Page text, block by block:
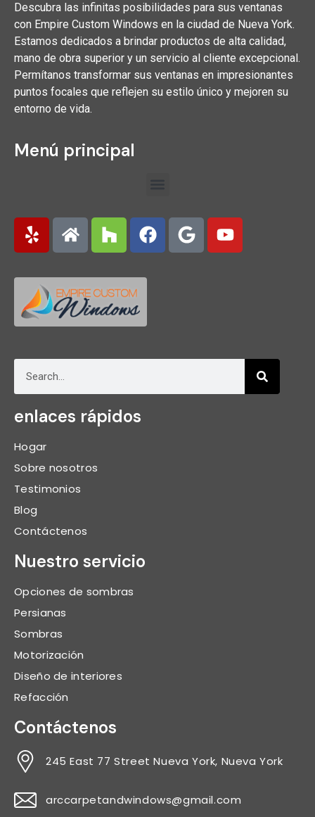
Descubra las infinitas posibilidades para sus ventanas
con Empire Custom Windows en la ciudad de Nueva York.
Estamos dedicados a brindar productos de alta calidad,
mano de obra superior y un servicio al cliente excepcional.
Permítanos transformar sus ventanas en impresionantes
puntos focales que reflejen su estilo único y mejoren su
entorno de vida.
Menú principal
enlaces rápidos
Hogar
Sobre nosotros
Testimonios
Blog
Contáctenos
Nuestro servicio
Opciones de sombras
Persianas
Sombras
Motorización
Diseño de interiores
Refacción
Contáctenos
245 East 77 Street Nueva York, Nueva York
arccarpetandwindows@gmail.com